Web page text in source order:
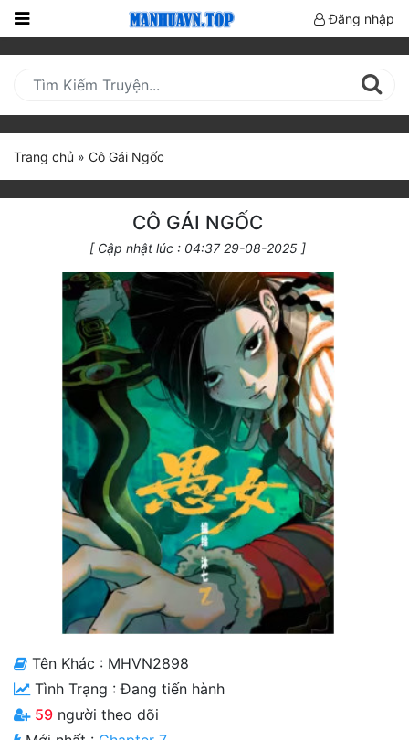
Nhật
(current)
BXH
Truyện HOT
Truyện Mới Ra
Hoàn Thành
Huyền Huyễn
Hệ Thống
Kinh Dị
Đăng nhập
Trang chủ » Cô Gái Ngốc
CÔ GÁI NGỐC
[ Cập nhật lúc : 04:37 29-08-2025 ]
Tên Khác : MHVN2898
Tình Trạng :Đang tiến hành
59 người theo dõi